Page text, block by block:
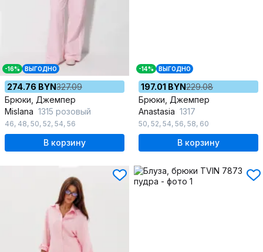
-16% ВЫГОДНО
274.76 BYN327.09
Брюки, Джемпер
Mislana 1315 розовый
46, 48, 50, 52, 54, 56
В корзину
-14% ВЫГОДНО
197.01 BYN229.08
Брюки, Джемпер
Anastasia 1317
50, 52, 54, 56, 58, 60
В корзину